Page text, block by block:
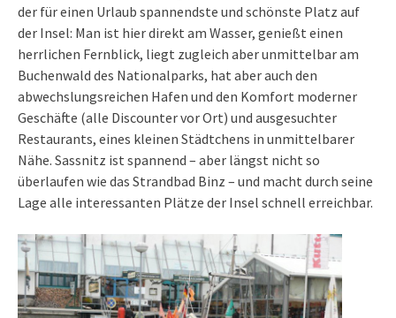
der für einen Urlaub spannendste und schönste Platz auf
der Insel: Man ist hier direkt am Wasser, genießt einen
herrlichen Fernblick, liegt zugleich aber unmittelbar am
Buchenwald des Nationalparks, hat aber auch den
abwechslungsreichen Hafen und den Komfort moderner
Geschäfte (alle Discounter vor Ort) und ausgesuchter
Restaurants, eines kleinen Städtchens in unmittelbarer
Nähe. Sassnitz ist spannend – aber längst nicht so
überlaufen wie das Strandbad Binz – und macht durch seine
Lage alle interessanten Plätze der Insel schnell erreichbar.